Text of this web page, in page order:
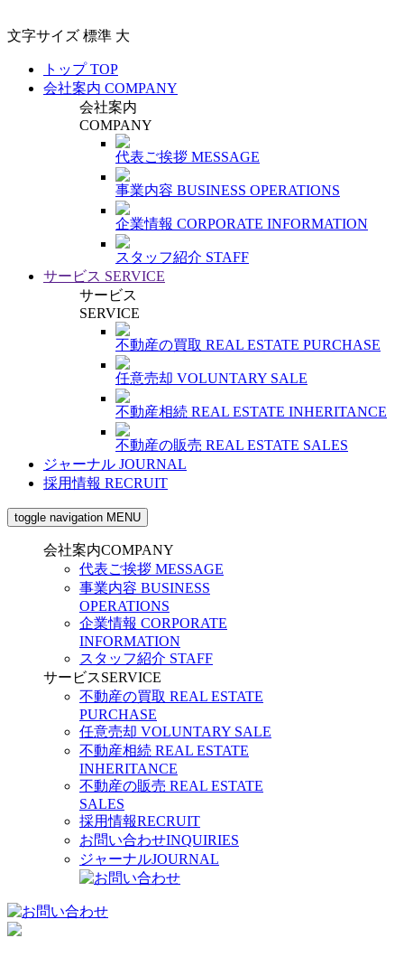
文字サイズ 標準 大
トップTOP
会社案内 COMPANY
会社案内
COMPANY
代表ご挨拶 MESSAGE
事業内容 BUSINESS OPERATIONS
企業情報 CORPORATE INFORMATION
スタッフ紹介 STAFF
サービス SERVICE
サービス
SERVICE
不動産の買取 REAL ESTATE PURCHASE
任意売却 VOLUNTARY SALE
不動産相続 REAL ESTATE INHERITANCE
不動産の販売 REAL ESTATE SALES
ジャーナル JOURNAL
採用情報 RECRUIT
toggle navigation MENU
会社案内COMPANY
代表ご挨拶 MESSAGE
事業内容 BUSINESS
OPERATIONS
企業情報 CORPORATE
INFORMATION
スタッフ紹介 STAFF
サービスSERVICE
不動産の買取 REAL ESTATE
PURCHASE
任意売却 VOLUNTARY SALE
不動産相続 REAL ESTATE
INHERITANCE
不動産の販売 REAL ESTATE
SALES
採用情報RECRUIT
お問い合わせINQUIRIES
ジャーナルJOURNAL